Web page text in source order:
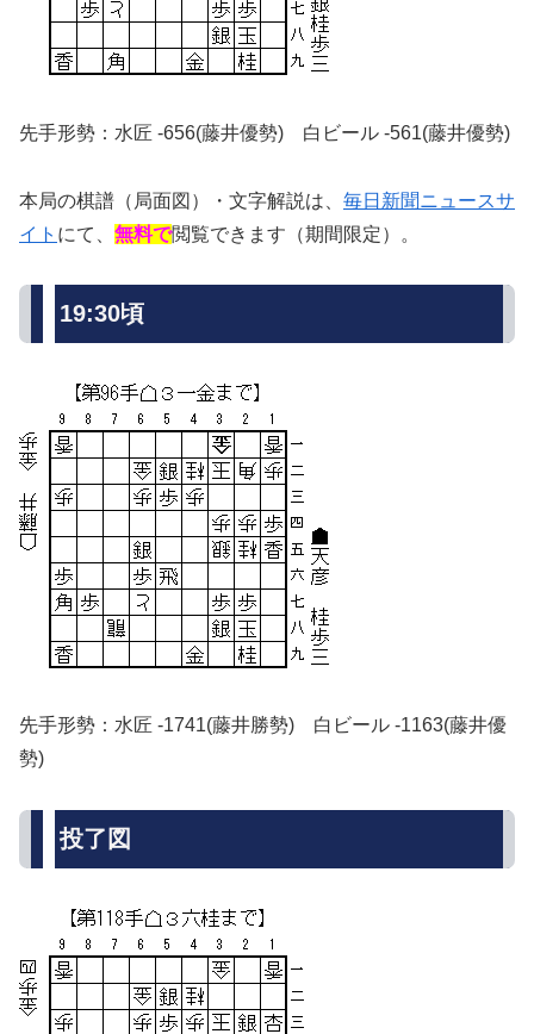
先手形勢：水匠 -656(藤井優勢) 白ビール -561(藤井優勢)
本局の棋譜（局面図）・文字解説は、 毎日新聞ニュースサ
イト にて、 無料で閲覧できます（期間限定）。
19:30頃
先手形勢：水匠 -1741(藤井勝勢) 白ビール -1163(藤井優
勢)
投了図